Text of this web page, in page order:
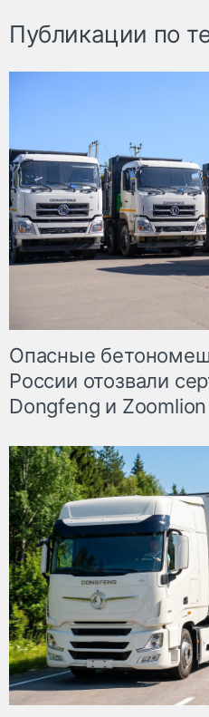
Публикации по
Опасные
России отозвали
Dongfeng и Zoomlion